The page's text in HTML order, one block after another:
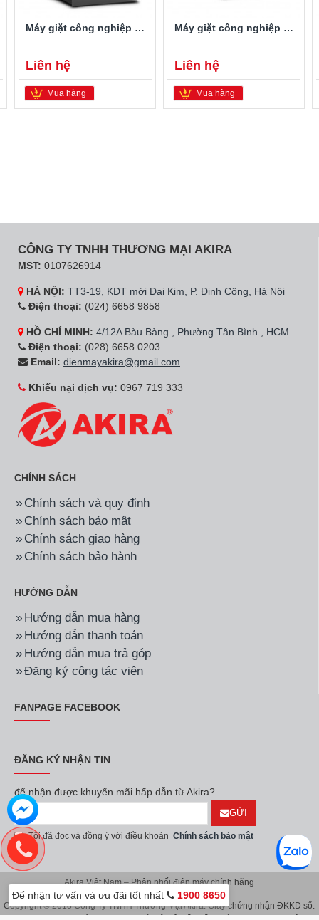
Máy giặt công nghiệp Speed Queen SCG040NN0VPU4EJ000
Liên hệ
Mua hàng
Máy giặt công nghiệp Speed Queen SCG060
Liên hệ
Mua hàng
CÔNG TY TNHH THƯƠNG MẠI AKIRA
MST: 0107626914
HÀ NỘI: TT3-19, KĐT mới Đại Kim, P. Định Công, Hà Nội
Điện thoại: (024) 6658 9858
HỒ CHÍ MINH: 4/12A Bàu Bàng , Phường Tân Bình , HCM
Điện thoại: (028) 6658 0203
Email: dienmayakira@gmail.com
Khiếu nại dịch vụ: 0967 719 333
CHÍNH SÁCH
Chính sách và quy định
Chính sách bảo mật
Chính sách giao hàng
Chính sách bảo hành
HƯỚNG DẪN
Hướng dẫn mua hàng
Hướng dẫn thanh toán
Hướng dẫn mua trả góp
Đăng ký cộng tác viên
FANPAGE FACEBOOK
ĐĂNG KÝ NHẬN TIN
để nhận được khuyến mãi hấp dẫn từ Akira?
GỬI
Tôi đã đọc và đồng ý với điều khoản Chính sách bảo mật
Akira Việt Nam – Phân phối điện máy chính hãng
Copyright © 2018 Công Ty TNHH Thương Mại Akira. Giấy chứng nhận ĐKKD số:
Để nhận tư vấn và ưu đãi tốt nhất 1900 8650